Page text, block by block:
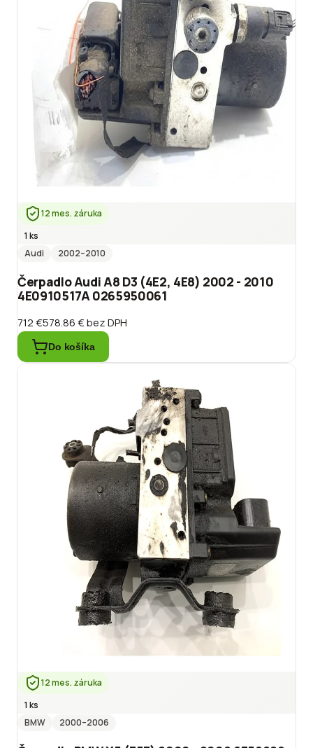
12 mes. záruka
1 ks
Audi
2002–2010
Čerpadlo Audi A8 D3 (4E2, 4E8) 2002 - 2010
4E0910517A 0265950061
712 €578.86 €bez DPH
Do košíka
12 mes. záruka
1 ks
BMW
2000–2006